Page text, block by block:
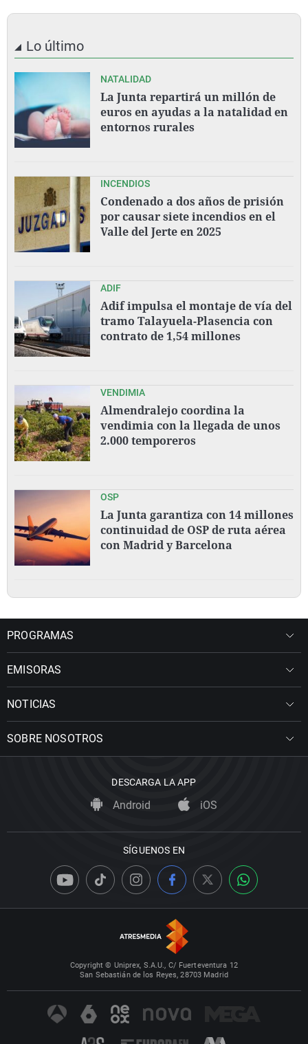
Lo último
NATALIDAD
La Junta repartirá un millón de
euros en ayudas a la natalidad en
entornos rurales
INCENDIOS
Condenado a dos años de prisión
por causar siete incendios en el
Valle del Jerte en 2025
ADIF
Adif impulsa el montaje de vía del
tramo Talayuela-Plasencia con
contrato de 1,54 millones
VENDIMIA
Almendralejo coordina la
vendimia con la llegada de unos
2.000 temporeros
OSP
La Junta garantiza con 14 millones
continuidad de OSP de ruta aérea
con Madrid y Barcelona
PROGRAMAS
EMISORAS
NOTICIAS
SOBRE NOSOTROS
DESCARGA LA APP
Android iOS
SÍGUENOS EN
Copyright © Uniprex, S.A.U., C/ Fuerteventura 12
San Sebastián de los Reyes, 28703 Madrid